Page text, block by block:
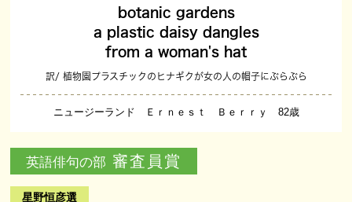
botanic gardens
a plastic daisy dangles
from a woman's hat
訳/ 植物園プラスチックのヒナギクが女の人の帽子にぶらぶら
ニュージーランド Ｅｒｎｅｓｔ Ｂｅｒｒｙ 82歳
英語俳句の部 審査員賞
星野恒彦選